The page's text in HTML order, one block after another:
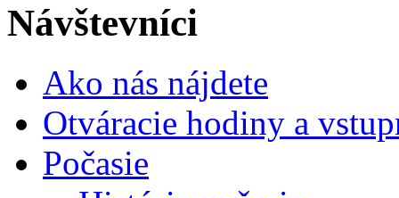
Návštevníci
Ako nás nájdete
Otváracie hodiny a
Počasie